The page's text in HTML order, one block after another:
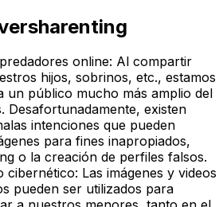
online: Al compartir
hijos, sobrinos, etc., estamos
un público mucho más amplio del
Desafortunadamente, existen
intenciones que pueden
para fines inapropiados,
o la creación de perfiles falsos.
cibernético: Las imágenes y videos
pueden ser utilizados para